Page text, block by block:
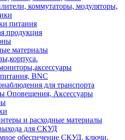
коммутаторы, модуляторы,
питания
продукция
материалы
BNC
для транспорта
Оповещения, Аксессуары
и расходные материалы
для СКУД
обеспечение СКУД. ключи,